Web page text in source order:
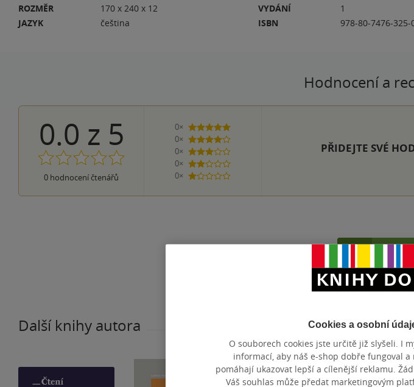
ROZMĚR
170 x 240 x 12
JAZYK
čeština
VYDÁNÍ
1
ISBN
978-80-7476-325-
Hodnocení a
0.0 z 5
0 hodnocení čtenářů
0×
5 hvězdiček
0×
4 hvězdičky
0×
3 hvězdičky
0×
2 hvězdičky
0×
1 hvezdička
PŘIDEJTE SVÉ
Další knihy autora Cookies a osobní
O souborech cookies jste určitě již slyšeli. I
informací, aby náš e-shop dobře fungoval
pomáhají ukazovat lepší a cílenější reklamu.
Váš souhlas může předat marketingovým